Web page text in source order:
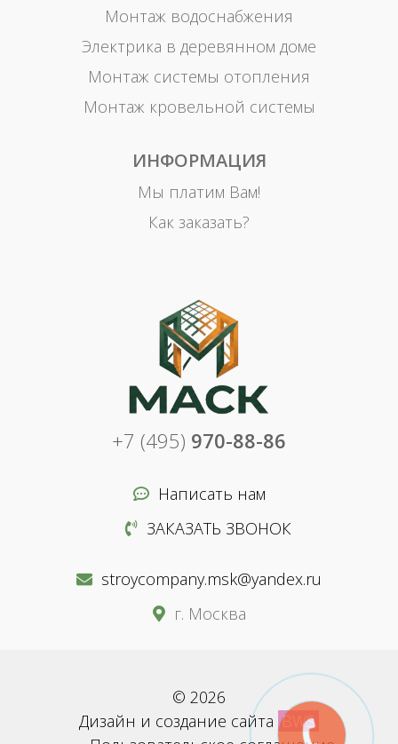
Монтаж водоснабжения
Электрика в деревянном доме
Монтаж системы отопления
Монтаж кровельной системы
ИНФОРМАЦИЯ
Мы платим Вам!
Как заказать?
+7 (495) 970-88-86
Написать нам
ЗАКАЗАТЬ ЗВОНОК
stroycompany.msk@yandex.ru
г. Москва
© 2026
Дизайн и создание сайта BWS